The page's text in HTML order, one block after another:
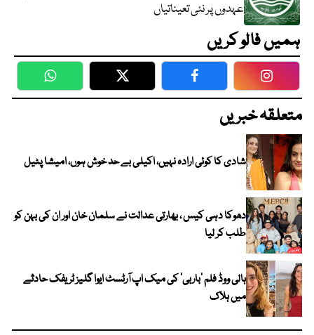
عہدوں پر نئی تعیناتیاں
ہمیں فالو کریں
WhatsApp Twitter Facebook
متعلقہ خبریں
شادی کا کوئی ارادہ نہیں، اکیلی بے حد خوش ہوں، امیشا پٹیل
دھوکا دہی کیس ، بھارتی عدالت نے سلمان خان اور ان کی بہن کو
طلب کر لیا
ہالی ووڈ فلم ’باربی‘ کی میک اپ آرٹسٹ ایوا گلیز ٹریفک حادثے
میں ہلاک